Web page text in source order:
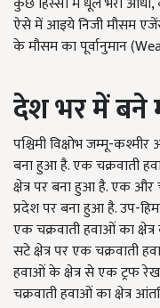
ऐसे में आइये निजी मौसम
के मौसम का पूर्वानुमान
देश भर में बने
पश्चिमी विक्षोभ जम्मू-
बना हुआ है. एक चक्रवाती
क्षेत्र पर बना हुआ है. एक और
प्रदेश पर बना हुआ है. उप-
एक चक्रवाती हवाओं का
सटे क्षेत्र पर एक चक्रवाती
हवाओं के क्षेत्र से एक ट्रफ
चक्रवाती हवाओं का क्षेत्र